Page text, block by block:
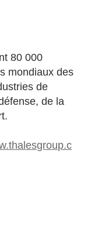
80 000
mondiaux des
de
de la